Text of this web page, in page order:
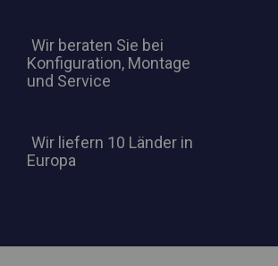
Wir beraten Sie bei
Konfiguration, Montage
und Service
Wir liefern 10 Länder in
Europa